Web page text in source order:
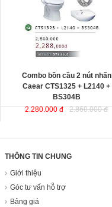
Combo bồn cầu 2 nút nhấn
Caear CTS1325 + L2140 +
BS304B
2.280.000 đ
2.860.000 đ
THÔNG TIN CHUNG
Giới thiệu
Góc tư vấn hỗ trợ
Bảng giá